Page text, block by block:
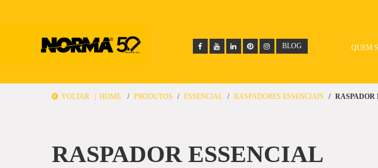
BLOG QUEM
VOLTAR | HOME PRODUTOS ESSENCIAL RASPADORES ESSENCIAIS RASPADOR
RASPADOR ESSENCIAL